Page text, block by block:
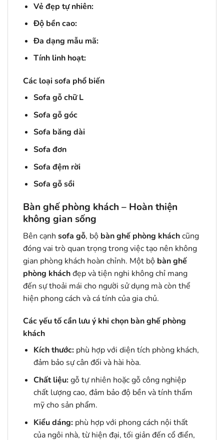
Vẻ đẹp tự nhiên:
Độ bền cao:
Đa dạng mẫu mã:
Tính linh hoạt:
Các loại sofa phổ biến
Sofa gỗ chữ L
Sofa gỗ góc
Sofa băng dài
Sofa đơn
Sofa đệm rời
Sofa gỗ sồi
Bàn ghế phòng khách – Hoàn thiện
không gian sống
Bên cạnh sofa gỗ, bộ bàn ghế phòng kháchcũng
đóng vai trò quan trọng trong việc tạo nên không
gian phòng khách hoàn chỉnh. Một bộ bàn ghế
phòng kháchđẹp và tiện nghi không chỉ mang
đến sự thoải mái cho người sử dụng mà còn thể
hiện phong cách và cá tính của gia chủ.
Các yếu tố cần lưu ý khi chọn bàn ghế phòng
khách
Kích thước:phù hợp với diện tích phòng khách,
đảm bảo sự cân đối và hài hòa.
Chất liệu:gỗ tự nhiên hoặc gỗ công nghiệp
chất lượng cao, đảm bảo độ bền và tính thẩm
mỹ cho sản phẩm.
Kiểu dáng:phù hợp với phong cách nội thất
của ngôi nhà, từ hiện đại, tối giản đến cổ điển,